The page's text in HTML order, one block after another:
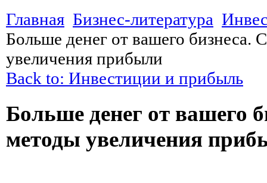
Главная Бизнес-литература
Больше денег от вашего бизнеса.
увеличения прибыли
Back to: Инвестиции и прибыль
Больше денег от вашего
методы увеличения